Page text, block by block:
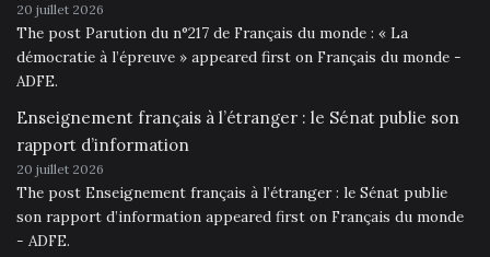
20 juillet 2026
The post Parution du n°217 de Français du monde : « La
démocratie à l’épreuve » appeared first on Français du monde -
ADFE.
Enseignement français à l’étranger : le Sénat publie son
rapport d’information
20 juillet 2026
The post Enseignement français à l’étranger : le Sénat publie
son rapport d’information appeared first on Français du monde
- ADFE.